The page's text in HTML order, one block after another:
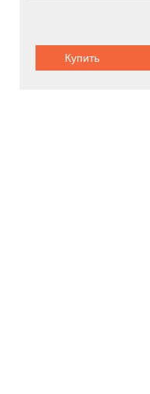
Купить